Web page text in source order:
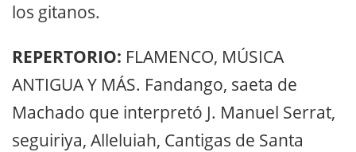
los gitanos.
REPERTORIO: FLAMENCO, MÚSICA
ANTIGUA Y MÁS. Fandango, saeta de
Machado que interpretó J. Manuel Serrat,
seguiriya, Alleluiah, Cantigas de Santa